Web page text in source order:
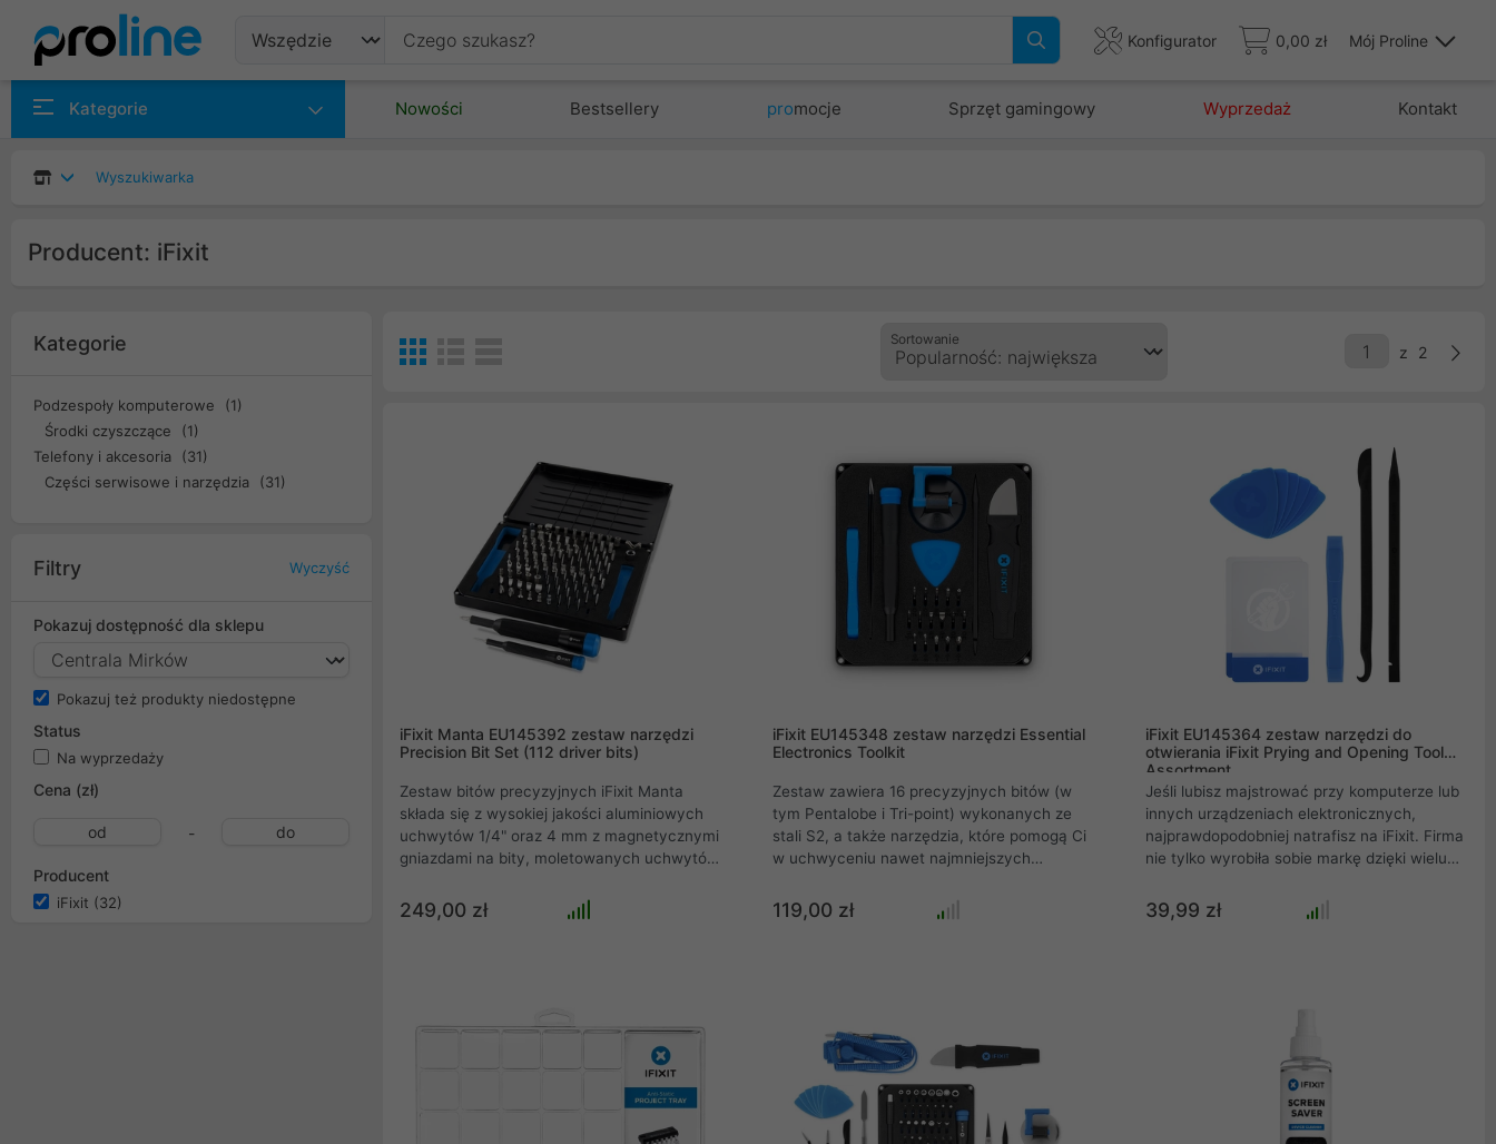
Konfigurator 0,00 zł Mój Proline
Kategorie Nowości Bestsellery promocje Sprzęt gamingowy Wyprzedaż Kontakt
Wyszukiwarka
Producent: iFixit
Kategorie
Podzespoły komputerowe
(1)
Środki czyszczące
(1)
Telefony i akcesoria
(31)
Części serwisowe i narzędzia
(31)
Filtry Wyczyść
Pokazuj dostępność dla sklepu
Pokazuj też produkty niedostępne
Status
Na wyprzedaży
Cena (zł)
-
Producent
iFixit (32)
Sortowanie
z 2
iFixit Manta EU145392 zestaw narzędzi
Precision Bit Set (112 driver bits)
Zestaw bitów precyzyjnych iFixit Manta
składa się z wysokiej jakości aluminiowych
uchwytów 1/4" oraz 4 mm z magnetycznymi
gniazdami na bity, moletowanych uchwytów,
precyzyjnych bitów. Pokrywa zestawu jest
przymocowana za pomocą magnesów, a
śrub i części, wykorzystaj zintegrowaną
tackę pokrywy do grupowania bitów.
249,00 zł
iFixit EU145348 zestaw narzędzi Essential
Electronics Toolkit
Zestaw zawiera 16 precyzyjnych bitów (w
tym Pentalobe i Tri-point) wykonanych ze
stali S2, a także narzędzia, które pomogą Ci
w uchwyceniu nawet najmniejszych
poręcznej, namagnesowanej walizki z
pokrywką, która służy również jako
119,00 zł
iFixit EU145364 zestaw narzędzi do
otwierania iFixit Prying and Opening Tool
Assortment
Jeśli lubisz majstrować przy komputerze lub
innych urządzeniach elektronicznych,
najprawdopodobniej natrafisz na iFixit. Firma
nie tylko wyrobiła sobie markę dzięki wielu
sprzedaje własne narzędzia naprawcze.
Celem firmy jest zachęcenie konsumentów
naprawiać i konserwować wszelkiego
rodzaju urządzenia elektroniczne.
39,99 zł